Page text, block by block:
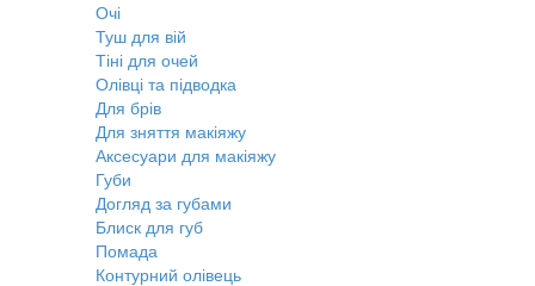
Очі
Туш для вій
Тіні для очей
Олівці та підводка
Для брів
Для зняття макіяжу
Аксесуари для макіяжу
Губи
Догляд за губами
Блиск для губ
Помада
Контурний олівець